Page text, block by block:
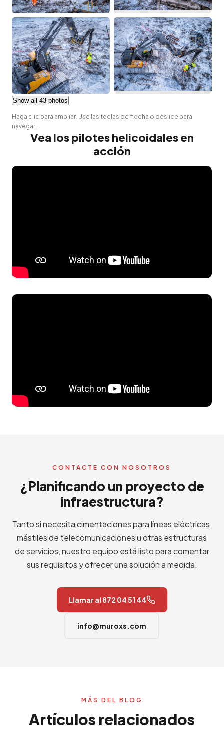
Show all 43 photos
Haga clic para ampliar. Use las teclas de flecha o deslice para
navegar.
Vea los pilotes helicoidales en
acción
CONTACTE CON NOSOTROS
¿Planificando un proyecto de
infraestructura?
Tanto si necesita cimentaciones para líneas eléctricas,
mástiles de telecomunicaciones u otras estructuras
de servicios, nuestro equipo está listo para comentar
sus requisitos y ofrecer una solución a medida.
Llamar al 872 04 51 44
info@muroxs.com
MÁS DEL BLOG
Artículos relacionados